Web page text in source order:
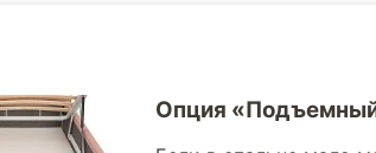
Опция